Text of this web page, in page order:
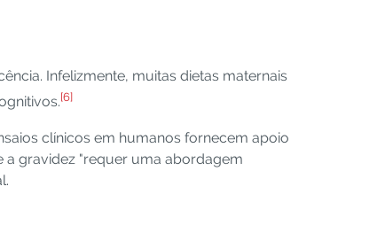
Infelizmente, muitas dietas maternais
[6]
clínicos em humanos fornecem apoio
a gravidez "requer uma abordagem